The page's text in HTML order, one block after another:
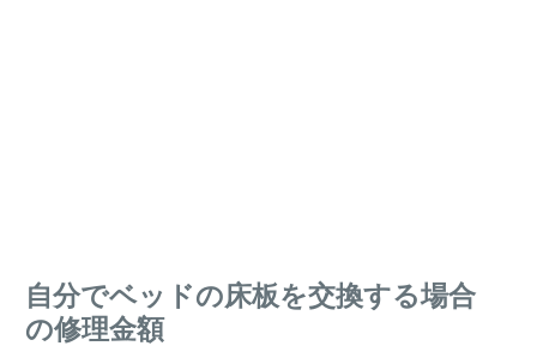
自分でベッドの床板を交換する場合
の修理金額